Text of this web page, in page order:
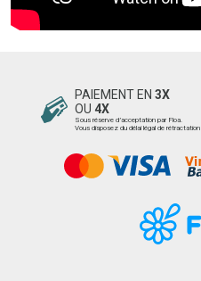
PAIEMENT EN 3X
OU 4X
Sous réserve d’acceptation par Floa.
Vous disposez du délai légal de rétractation